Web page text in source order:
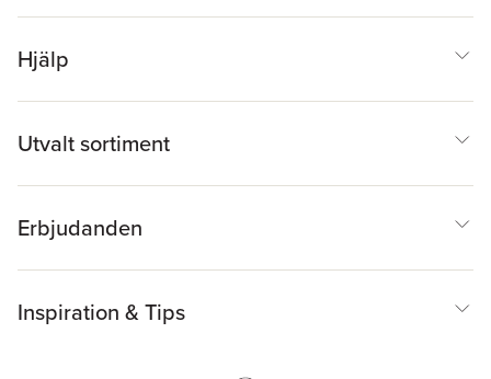
Hjälp
Utvalt sortiment
Erbjudanden
Inspiration & Tips